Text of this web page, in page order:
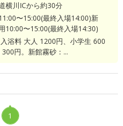
横川ICから約30分
〜15:00(最終入場14:00)新
10:00〜15:00(最終入場14:30)
浴料 大人 1200円、小学生 600
円。新館霧砂：...
1